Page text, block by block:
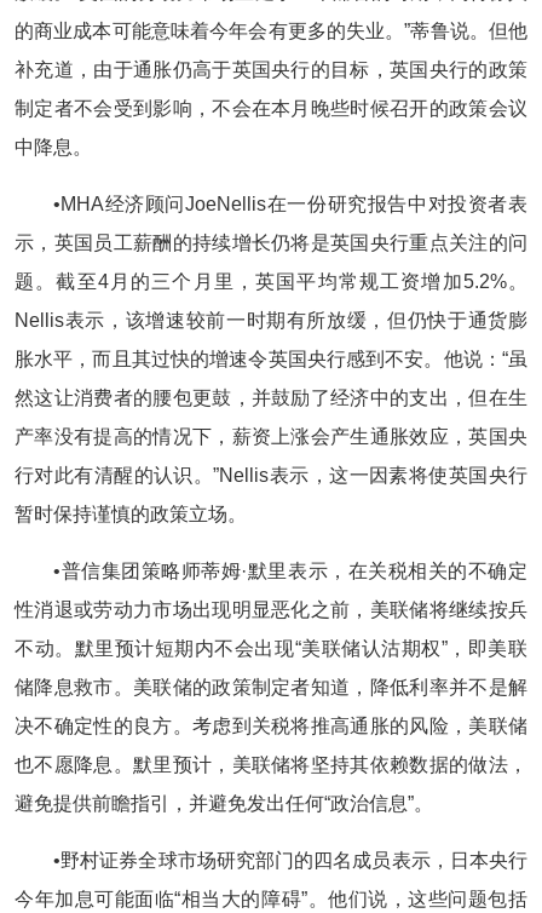
的商业成本可能意味着今年会有更多的失业。”蒂鲁说。但他
补充道，由于通胀仍高于英国央行的目标，英国央行的政策
制定者不会受到影响，不会在本月晚些时候召开的政策会议
中降息。
•MHA经济顾问JoeNellis在一份研究报告中对投资者表
示，英国员工薪酬的持续增长仍将是英国央行重点关注的问
题。截至4月的三个月里，英国平均常规工资增加5.2%。
Nellis表示，该增速较前一时期有所放缓，但仍快于通货膨
胀水平，而且其过快的增速令英国央行感到不安。他说：“虽
然这让消费者的腰包更鼓，并鼓励了经济中的支出，但在生
产率没有提高的情况下，薪资上涨会产生通胀效应，英国央
行对此有清醒的认识。”Nellis表示，这一因素将使英国央行
暂时保持谨慎的政策立场。
•普信集团策略师蒂姆·默里表示，在关税相关的不确定
性消退或劳动力市场出现明显恶化之前，美联储将继续按兵
不动。默里预计短期内不会出现“美联储认沽期权”，即美联
储降息救市。美联储的政策制定者知道，降低利率并不是解
决不确定性的良方。考虑到关税将推高通胀的风险，美联储
也不愿降息。默里预计，美联储将坚持其依赖数据的做法，
避免提供前瞻指引，并避免发出任何“政治信息”。
•野村证券全球市场研究部门的四名成员表示，日本央行
今年加息可能面临“相当大的障碍”。他们说，这些问题包括